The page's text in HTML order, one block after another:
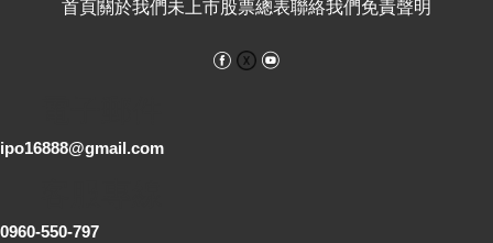
首頁關於我們未上市股票總表聯絡我們免責聲明
Facebook
ipo16888@gmail.com
0960-550-797